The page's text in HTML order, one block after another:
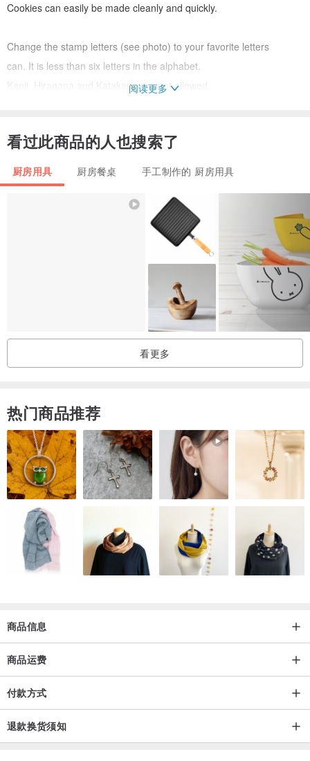
Cookies can easily be made cleanly and quickly.
Change the stamp letters (see photo) to your favorite letters
can. It is less than six letters in the alphabet.
Kanji, Hiragana and Katakana are not allowed.
Material / PLA plastic (made from corn etc
It is vegetable plastic. I think it is safe for food)
※ To places exposed to direct sunlight or high temperatures
阅读更多
看过此商品的人也搜索了
厨房用具 厨房餐桌 手工制作的 厨房用具
看更多
热门商品推荐
商品信息
商品运费
付款方式
退款换货须知